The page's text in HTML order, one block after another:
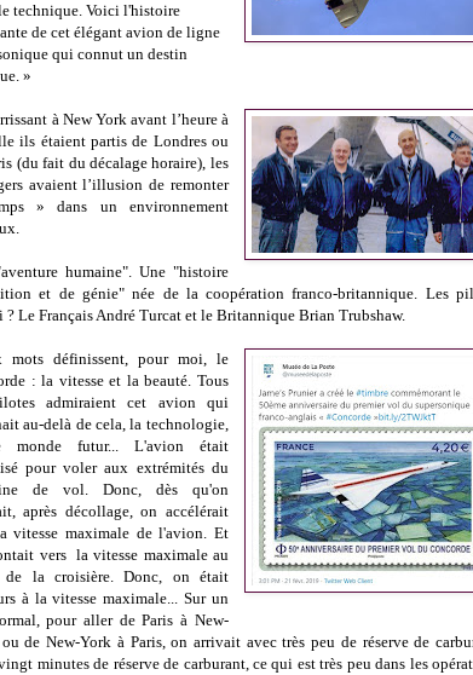
technique. Voici l'histoire
de cet élégant avion de ligne
qui connut un destin
»
à New York avant l’heure à
ils étaient partis de Londres ou
(du fait du décalage horaire), les
avaient l’illusion de remonter
» dans un environnement
humaine". Une "histoire
et de génie" née de la coopération franco-britannique. Les
? Le Français André Turcat et le Britannique Brian Trubshaw.
mots définissent, pour moi, le
: la vitesse et la beauté. Tous
admiraient cet avion qui
au-delà de cela, la technologie,
futur... L'avion était
pour voler aux extrémités du
de vol. Donc, dès qu'on
après décollage, on accélérait
vitesse maximale de l'avion. Et
vers la vitesse maximale au
de la croisière. Donc, on était
à la vitesse maximale... Sur un
pour aller de Paris à New-
de New-York à Paris, on arrivait avec très peu de réserve de
minutes de réserve de carburant, ce qui est très peu dans les